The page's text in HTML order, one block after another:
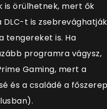
is örülhetnek, mert ők
DLC-t is
tengereket is. Ha
programra vágysz,
Gaming, mert a
és a családé a